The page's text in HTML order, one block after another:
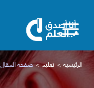
الرئيسية تعليم صفحة المقال